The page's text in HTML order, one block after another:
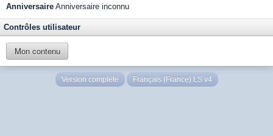
Anniversaire Anniversaire inconnu
Contrôles utilisateur
Mon contenu
Version complète Français (France) LS v4